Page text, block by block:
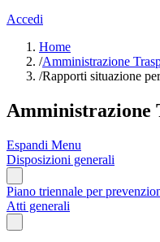
Accedi
Home
/Amministrazione
/Rapporti situazione
Amministrazione
Espandi Menu
Disposizioni generali
Piano triennale per
Atti generali